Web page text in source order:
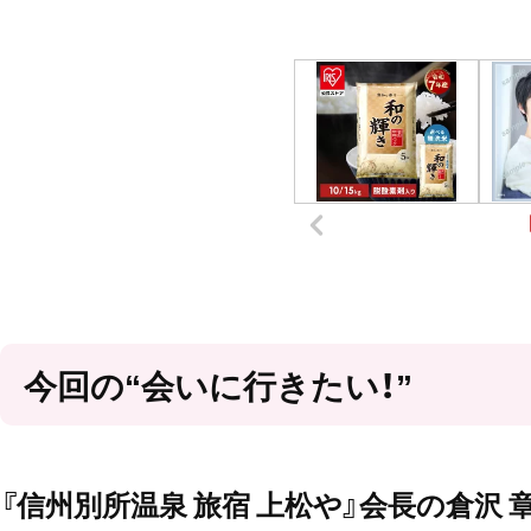
今回の“会いに行きたい！”
『信州別所温泉 旅宿 上松や』会長の倉沢